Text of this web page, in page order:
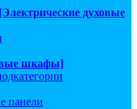
[Электрические духовые
шкафы]
панели